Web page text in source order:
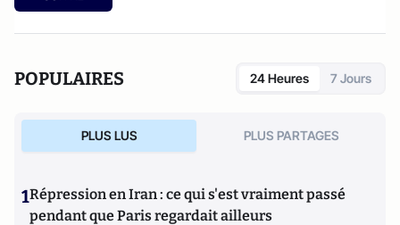
POPULAIRES 24 Heures 7 Jours
PLUS LUS PLUS PARTAGES
1Répression en Iran : ce qui s'est vraiment passé
pendant que Paris regardait ailleurs